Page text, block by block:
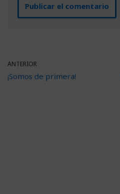
ANTERIOR
¡Somos de primera!